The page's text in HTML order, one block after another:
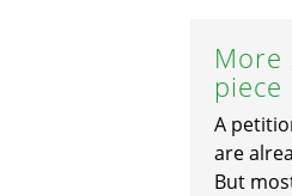
piece
A
are
But